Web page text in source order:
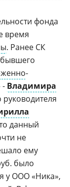
фонда
время
. Ранее СК
-
- Владимира
данный
не
ему
было
у ООО «Ника»,